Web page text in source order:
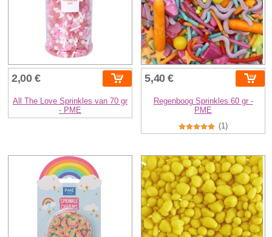
2,00 €
All The Love Sprinkles van 70 gr
- PME
5,40 €
Regenboog Sprinkles 60 gr -
PME
(1)